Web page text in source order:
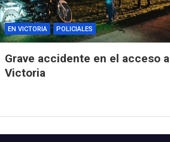
EN VICTORIA POLICIALES
Grave accidente en el acceso a
Victoria